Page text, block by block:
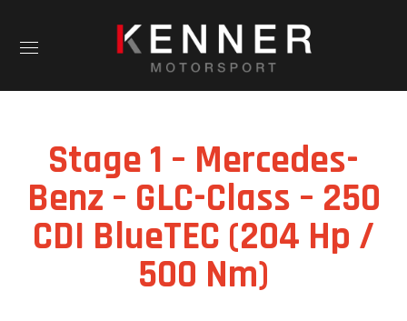
Stage 1 – Mercedes-
Benz – GLC-Class – 250
CDI BlueTEC (204 Hp /
500 Nm)